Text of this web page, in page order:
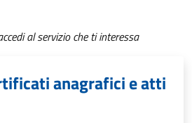
al servizio che ti interessa
anagrafici e atti